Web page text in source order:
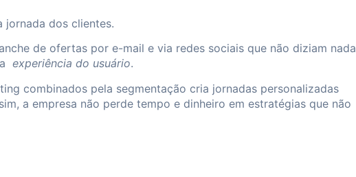
jornada dos clientes.
de ofertas por e-mail e via redes sociais que não diziam nada
experiência do usuário.
combinados pela segmentação cria jornadas personalizadas
a empresa não perde tempo e dinheiro em estratégias que não